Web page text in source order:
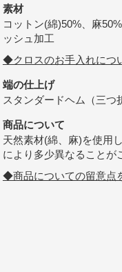
素材
コットン(綿)50%、麻
ッシュ加工
◆クロスのお手入れにつ
端の仕上げ
スタンダードヘム（三つ
商品について
天然素材(綿、麻)を使用
により多少異なることが
◆商品についての留意点